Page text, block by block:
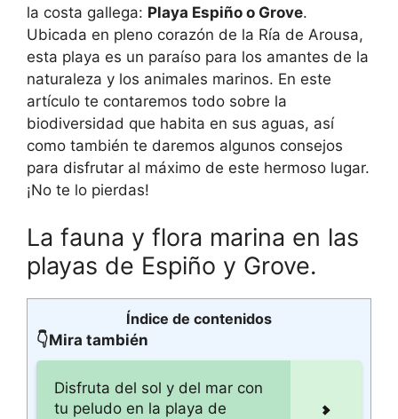
la costa gallega: Playa Espiño o Grove.
Ubicada en pleno corazón de la Ría de Arousa,
esta playa es un paraíso para los amantes de la
naturaleza y los animales marinos. En este
artículo te contaremos todo sobre la
biodiversidad que habita en sus aguas, así
como también te daremos algunos consejos
para disfrutar al máximo de este hermoso lugar.
¡No te lo pierdas!
La fauna y flora marina en las
playas de Espiño y Grove.
Índice de contenidos
👇Mira también
Disfruta del sol y del mar con
tu peludo en la playa de